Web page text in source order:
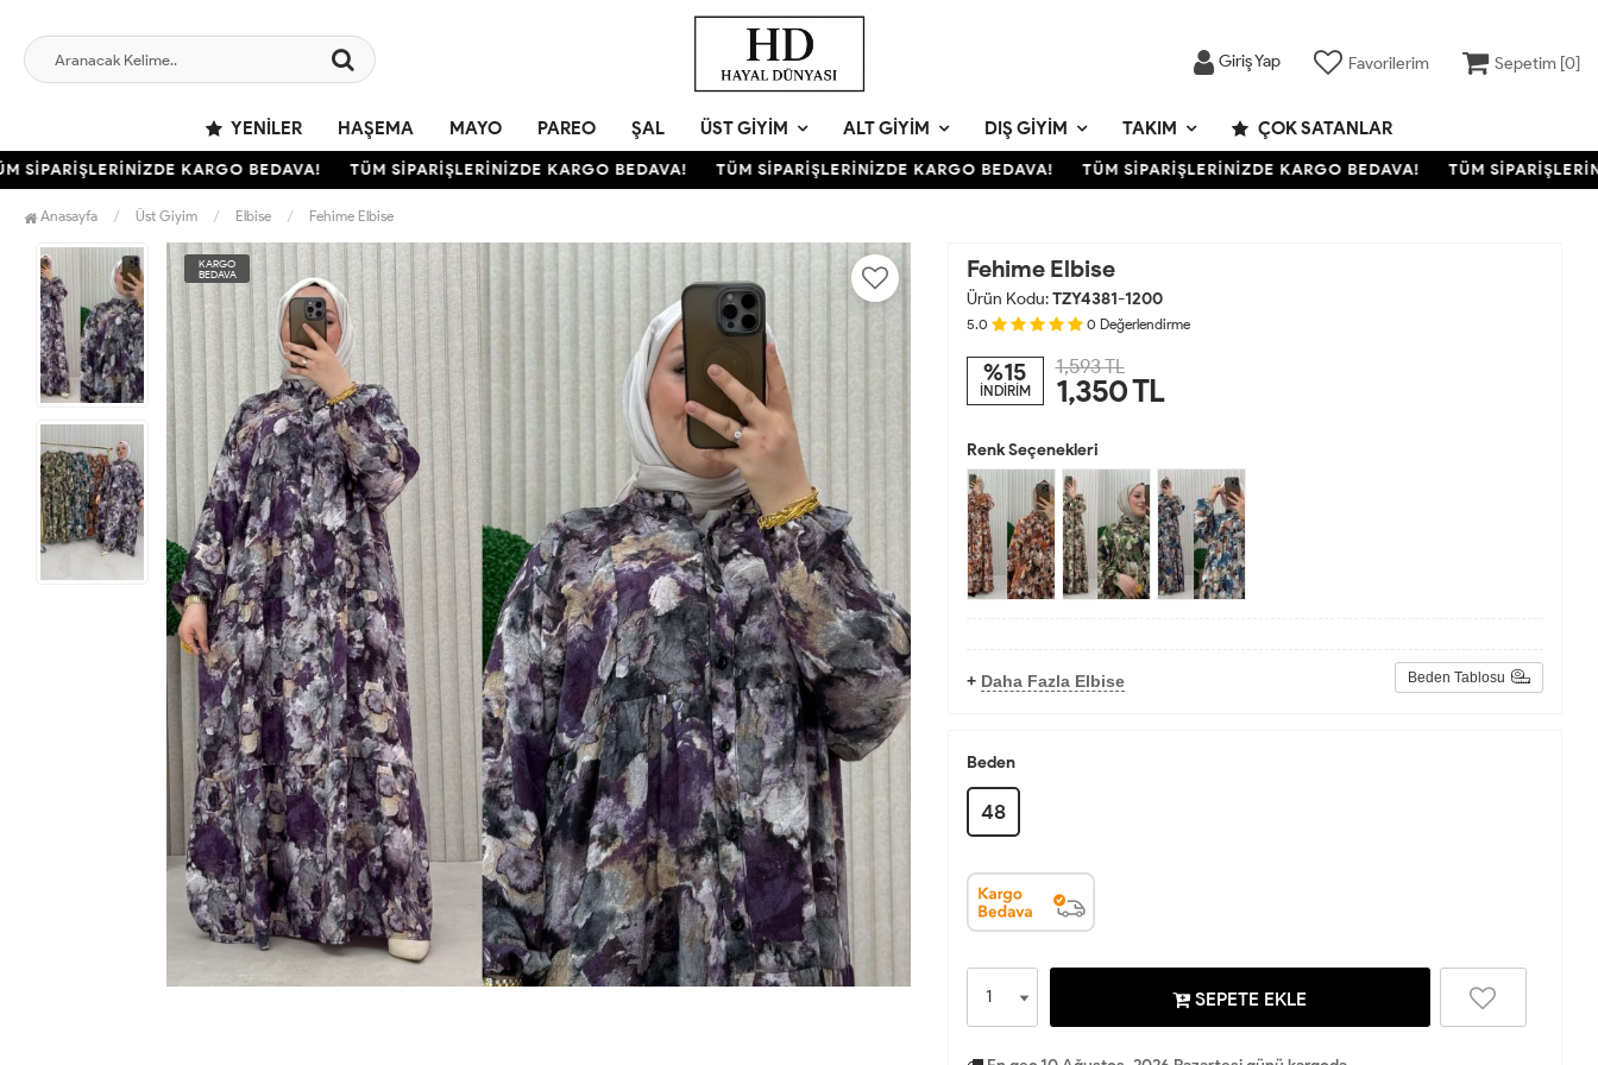
Giriş Yap Favorilerim Sepetim [0]
YENILER HAŞEMA MAYO PAREO ŞAL ÜST GIYIM ALT GIYIM DIŞ GIYIM TAKIM ÇOK SATANLAR
KARGO BEDAVA! TÜM SİPARİŞLERİNİZDE KARGO BEDAVA! TÜM SİPARİŞLERİNİZDE KARGO BEDAVA! TÜM SİPARİŞLERİNİZDE KARGO BEDAVA! TÜM
Anasayfa Üst Giyim Elbise Fehime Elbise
KARGO
BEDAVA
Fehime Elbise
Ürün Kodu:TZY4381-1200
5.0 0 Değerlendirme
%15
İNDİRİM
1,593 TL
1,350TL
Renk Seçenekleri
+ Daha Fazla Elbise Beden Tablosu
Beden
48
SEPETE EKLE